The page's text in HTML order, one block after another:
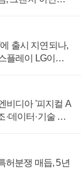
출시 지연되나,
플레이 LG이노
비디아 '피지컬 A
·데이터·기술 결
허분쟁 매듭, 5년